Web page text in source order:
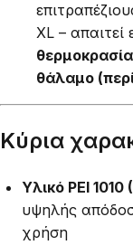
XL – απαιτεί
θάλαμο
Κύρια
Υλικό PEI 1010
υψηλής
χρήση